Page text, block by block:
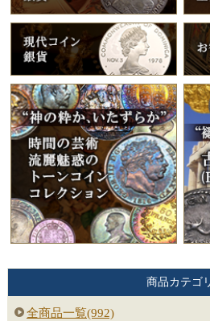
商品カテゴ
全商品一覧(992)